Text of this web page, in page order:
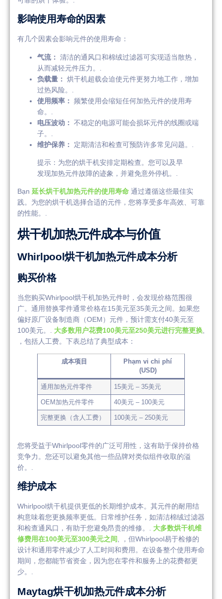
影响使用寿命的因素
有几个因素会影响元件的使用寿命：
气流： 清洁的通风口和棉绒过滤器可实现适当散热，
从而减轻元件压力。.
负载量： 烘干机超载会迫使元件更努力地工作，增加
过热风险。.
使用频率： 频繁使用会缩短任何加热元件的使用寿
命。.
电压波动： 不稳定的电源可能会损坏元件的线圈或端
子。.
维护保养：
定期清洁和检查可预防许多常见问题。.
提示：为您的烘干机安排定期检查。您可以及早
发现加热元件故障的迹象，并避免意外停机。.
Bạn 延长烘干机加热元件的使用寿命 通过遵循这些最佳实
践。为您的烘干机选择合适的元件，您将享受多年高效、可靠
的性能。.
烘干机加热元件成本与价值
Whirlpool烘干机加热元件成本分析
购买价格
当您购买Whirlpool烘干机加热元件时，会发现价格范围很
广。通用替换零件通常价格在15美元至35美元之间。如果您
偏好原厂设备制造商（OEM）元件，预计需支付40美元至
100美元。. 大多数用户花费100美元至250美元进行完整更换
，包括人工费。下表总结了典型成本：
成本项目
Phạm vi chi phí
(USD)
通用加热元件零件 15美元 – 35美元
OEM加热元件零件 40美元 – 100美元
完整更换（含人工费） 100美元 – 250美元
您将受益于Whirlpool零件的广泛可用性，这有助于保持价格
竞争力。您还可以避免其他一些品牌对类似组件收取的溢
价。.
维护成本
Whirlpool烘干机提供更低的长期维护成本。其元件的耐用结
构意味着您更换频率更低。日常维护任务，如清洁棉绒过滤器
和检查通风口，有助于您避免昂贵的维修。. 大多数烘干机维
修费用在100美元至300美元之间, ，但Whirlpool易于检修的
设计和通用零件减少了人工时间和费用。在设备整个使用寿命
期间，您都能节省资金，因为您在零件和服务上的花费都更
少。.
Maytag烘干机加热元件成本分析